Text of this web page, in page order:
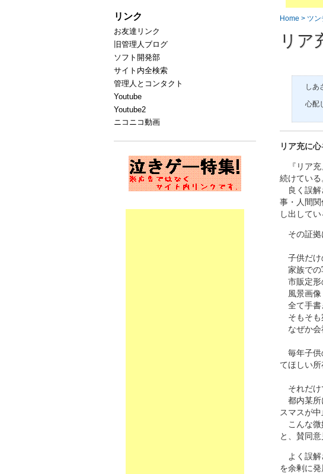
Home ツ
リア
心配
リア充に
『リア充
続けている
良く誤解
事・人間
し出して
その証拠
子供だ
家族で
市販定形
風景
全て手書
そもそも
なぜか会
毎年子供
てほしい所
それだけ
都内某所
スマスが中
こんな微
と、賛同意
よく誤解
を余剰に
リンク
お友達リンク
旧管理人ブログ
ソフト開発部
サイト内全検索
管理人とコンタクト
Youtube
Youtube2
ニコニコ動画